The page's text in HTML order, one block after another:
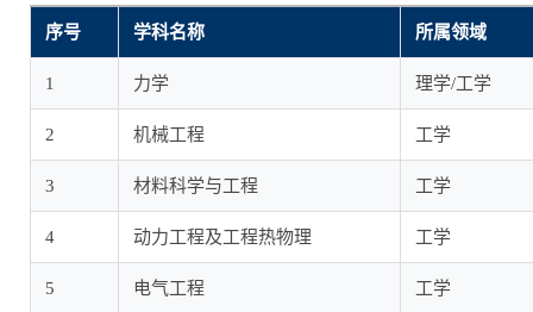
序号 学科名称 所属领域
1 力学 理学/工学
2 机械工程 工学
3 材料科学与工程 工学
4 动力工程及工程热物理 工学
5 电气工程 工学